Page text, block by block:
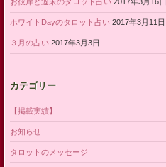
ホワイトDayのタロット占い 2017年3月11日
３月の占い 2017年3月3日
カテゴリー
【掲載実績】
お知らせ
タロットのメッセージ